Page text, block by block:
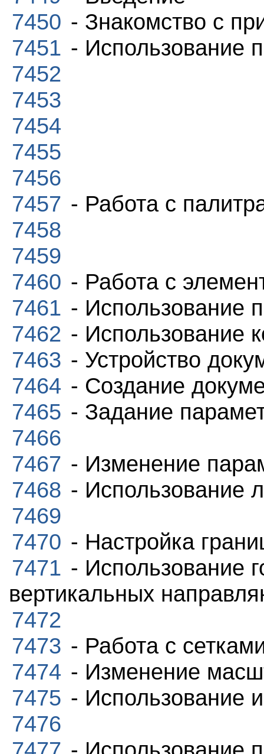
7450 - Знакомство с
7451 - Использование
7452
7453
7454
7455
7456
7457 - Работа с
7458
7459
7460 - Работа с
7461 - Использование
7462 - Использование
7463 - Устройство
7464 - Создание
7465 - Задание
7466
7467 - Изменение
7468 - Использование
7469
7470 - Настройка
7471 - Использование
вертикальных
7472
7473 - Работа с
7474 - Изменение
7475 - Использование
7476